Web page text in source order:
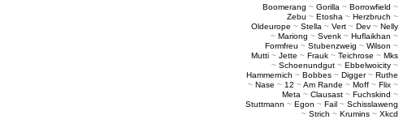
Boomerang ~ Gorilla ~ Borrowfield ~
Zebu ~ Etosha ~ Herzbruch ~
Oldeurope ~ Stella ~ Vert ~ Dev ~ Nelly
~ Mariong ~ Svenk ~ Huflaikhan ~
Formfreu ~ Stubenzweig ~ Wilson ~
Mutti ~ Jette ~ Frauk ~ Teichrose ~ Mks
~ Schoenundgut ~ Ebbelwoicity ~
Hammernich ~ Bobbes ~ Digger~ Ruthe
~ Nase ~ 12 ~Am Rande ~ Moff ~ Flix ~
Meta ~ Clausast ~ Fuchskind ~
Stuttmann ~ Egon ~ Fail ~ Schisslaweng
~ Strich ~ Krumins ~ Xkcd